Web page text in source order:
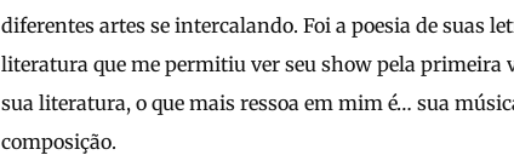
diferentes artes se intercalando. Foi a poesia de suas
literatura que me permitiu ver seu show pela primeira
sua literatura, o que mais ressoa em mim é… sua
composição.